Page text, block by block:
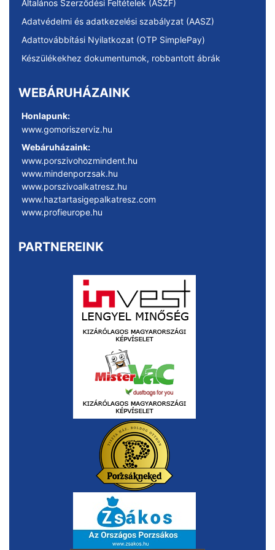
Általános Szerződési Feltételek (ÁSZF)
Adatvédelmi és adatkezelési szabályzat (AASZ)
Adattovábbítási Nyilatkozat (OTP SimplePay)
Készülékekhez dokumentumok, robbantott ábrák
WEBÁRUHÁZAINK
Honlapunk:
www.gomoriszerviz.hu
Webáruházaink:
www.porszivohozmindent.hu
www.mindenporzsak.hu
www.porszivoalkatresz.hu
www.haztartasigepalkatresz.com
www.profieurope.hu
PARTNEREINK